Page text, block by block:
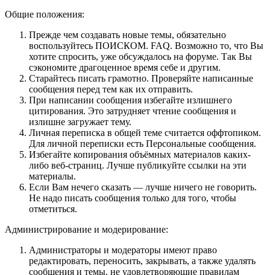
Общие положения:
Прежде чем создавать новые темы, обязательно
воспользуйтесь ПОИСКОМ. FAQ. Возможно то, что Вы
хотите спросить, уже обсуждалось на форуме. Так Вы
сэкономите драгоценное время себе и другим.
Старайтесь писать грамотно. Проверяйте написанные
сообщения перед тем как их отправить.
При написании сообщения избегайте излишнего
цитирования. Это затрудняет чтение сообщения и
излишне загружает тему.
Личная переписка в общей теме считается оффтопиком.
Для личной переписки есть Персональные сообщения.
Избегайте копирования объёмных материалов каких-
либо веб-страниц. Лучше публикуйте ссылки на эти
материалы.
Если Вам нечего сказать — лучше ничего не говорить.
Не надо писать сообщения только для того, чтобы
отметиться.
Администрирование и модерирование:
Администраторы и модераторы имеют право
редактировать, переносить, закрывать, а также удалять
сообщения и темы, не удовлетворяющие правилам